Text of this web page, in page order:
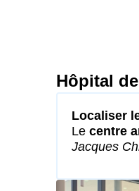
Hôpital
Localiser
Le centre
Jacques